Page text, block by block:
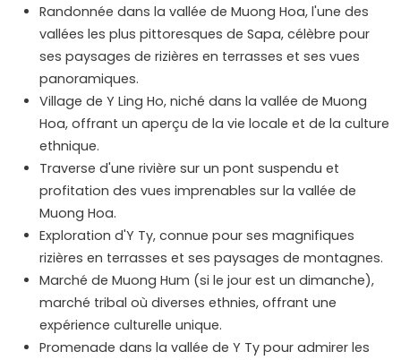
Randonnée dans la vallée de Muong Hoa, l'une des
vallées les plus pittoresques de Sapa, célèbre pour
ses paysages de rizières en terrasses et ses vues
panoramiques.
Village de Y Ling Ho, niché dans la vallée de Muong
Hoa, offrant un aperçu de la vie locale et de la culture
ethnique.
Traverse d'une rivière sur un pont suspendu et
profitation des vues imprenables sur la vallée de
Muong Hoa.
Exploration d'Y Ty, connue pour ses magnifiques
rizières en terrasses et ses paysages de montagnes.
Marché de Muong Hum (si le jour est un dimanche),
marché tribal où diverses ethnies, offrant une
expérience culturelle unique.
Promenade dans la vallée de Y Ty pour admirer les